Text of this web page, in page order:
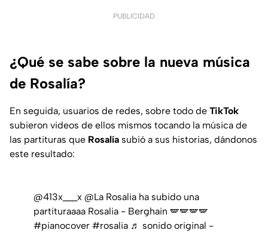
PUBLICIDAD
¿Qué se sabe sobre la nueva música
de Rosalía?
En seguida, usuarios de redes, sobre todo de TikTok
subieron videos de ellos mismos tocando la música de
las partituras que Rosalía subió a sus historias, dándonos
este resultado:
@413x___x @La Rosalia ha subido una
partituraaaa Rosalia - Berghain 🪽🪽🪽🪽
#pianocover #rosalia ♬ sonido original -